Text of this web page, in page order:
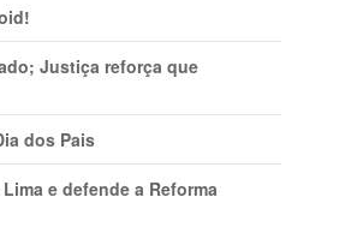
Justiça reforça que
dos Pais
e defende a Reforma